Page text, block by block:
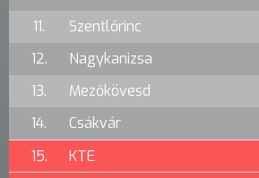
11.
Szentlőrinc
12.
Nagykanizsa
13.
Mezőkövesd
14.
Csákvár
15.
KTE